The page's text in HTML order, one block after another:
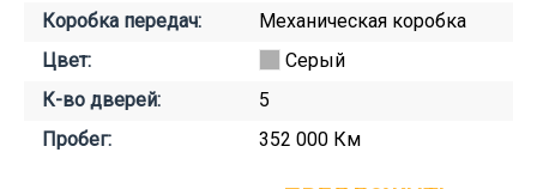
Коробка передач:
Механическая коробка
Цвет:
Серый
К-во дверей:
5
Пробег:
352 000 Км